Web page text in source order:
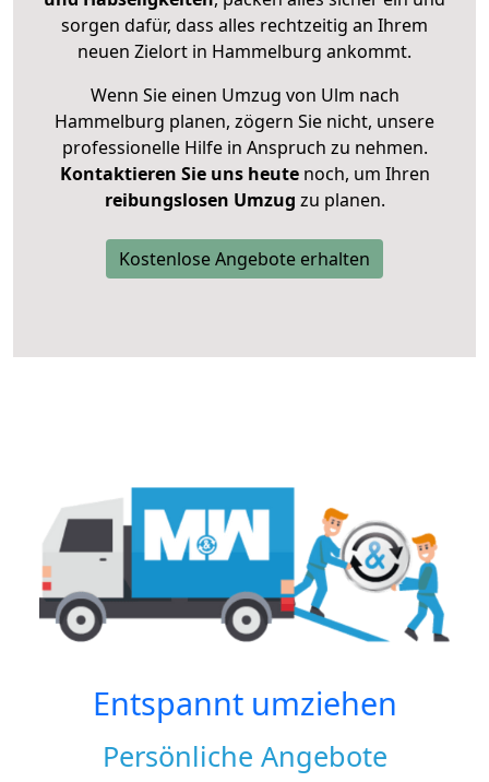
sorgen dafür, dass alles rechtzeitig an Ihrem
neuen Zielort in Hammelburg ankommt.
Wenn Sie einen Umzug von Ulm nach
Hammelburg planen, zögern Sie nicht, unsere
professionelle Hilfe in Anspruch zu nehmen.
Kontaktieren Sie uns heutenoch, um Ihren
reibungslosen Umzug zu planen.
Kostenlose Angebote erhalten
Entspannt umziehen
Persönliche Angebote